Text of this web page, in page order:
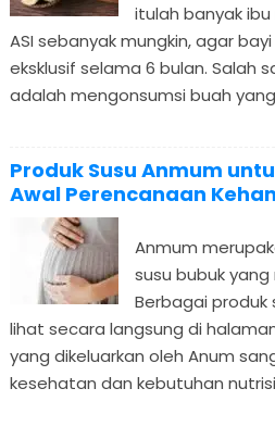
itulah banyak
ASI sebanyak mungkin, agar
eksklusif selama 6 bulan. Salah
adalah mengonsumsi buah
Produk Susu Anmum
Awal Perencanaan
Anmum
susu bubuk yang
Berbagai
lihat secara langsung di
yang dikeluarkan oleh Anum
kesehatan dan kebutuhan nutrisi